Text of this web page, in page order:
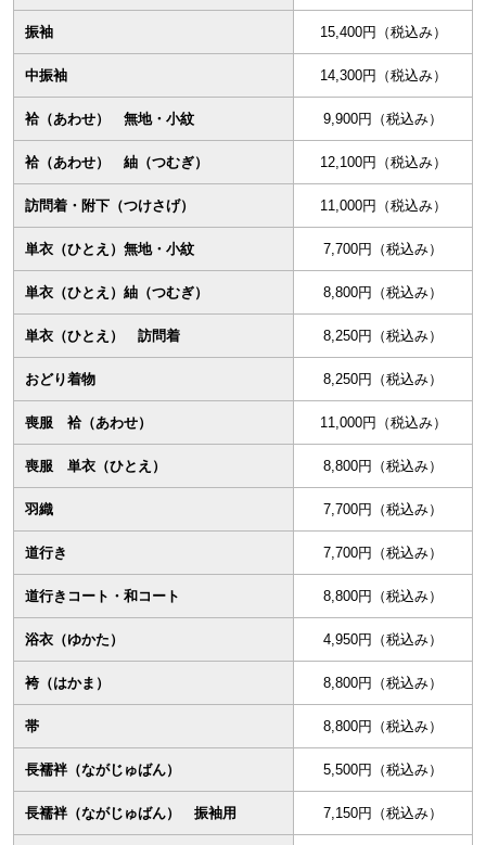
振袖 15,400円（税込み）
中振袖 14,300円（税込み）
袷（あわせ） 無地・小紋 9,900円（税込み）
袷（あわせ） 紬（つむぎ） 12,100円（税込み）
訪問着・附下（つけさげ） 11,000円（税込み）
単衣（ひとえ）無地・小紋 7,700円（税込み）
単衣（ひとえ）紬（つむぎ） 8,800円（税込み）
単衣（ひとえ） 訪問着 8,250円（税込み）
おどり着物 8,250円（税込み）
喪服 袷（あわせ） 11,000円（税込み）
喪服 単衣（ひとえ） 8,800円（税込み）
羽織 7,700円（税込み）
道行き 7,700円（税込み）
道行きコート・和コート 8,800円（税込み）
浴衣（ゆかた） 4,950円（税込み）
袴（はかま） 8,800円（税込み）
帯 8,800円（税込み）
長襦袢（ながじゅばん） 5,500円（税込み）
長襦袢（ながじゅばん） 振袖用 7,150円（税込み）